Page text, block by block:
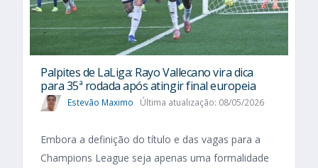
Palpites de LaLiga: Rayo Vallecano vira dica
para 35ª rodada após atingir final europeia
Estevão Maximo Última atualização: 08/05/2026
Embora a definição do título e das vagas para a
Champions League seja apenas uma formalidade